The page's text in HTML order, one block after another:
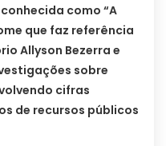
como “A
que faz referência
Allyson Bezerra e
sobre
cifras
de recursos públicos